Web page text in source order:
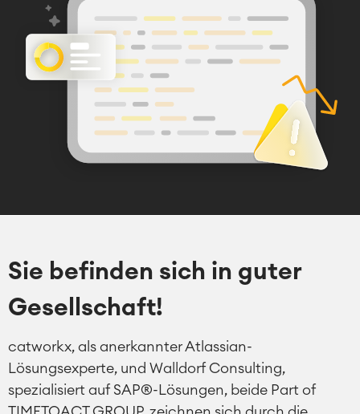
Sie befinden sich in guter
Gesellschaft!
catworkx, als anerkannter Atlassian-
Lösungsexperte, und Walldorf Consulting,
spezialisiert auf SAP®-Lösungen, beide Part of